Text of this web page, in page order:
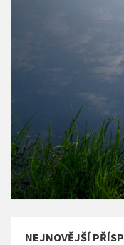
NEJNOVĚJŠÍ